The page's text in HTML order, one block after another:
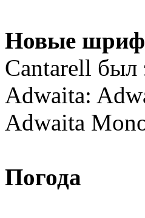
Новые
Cantarell был
Adwaita:
Adwaita
Погода